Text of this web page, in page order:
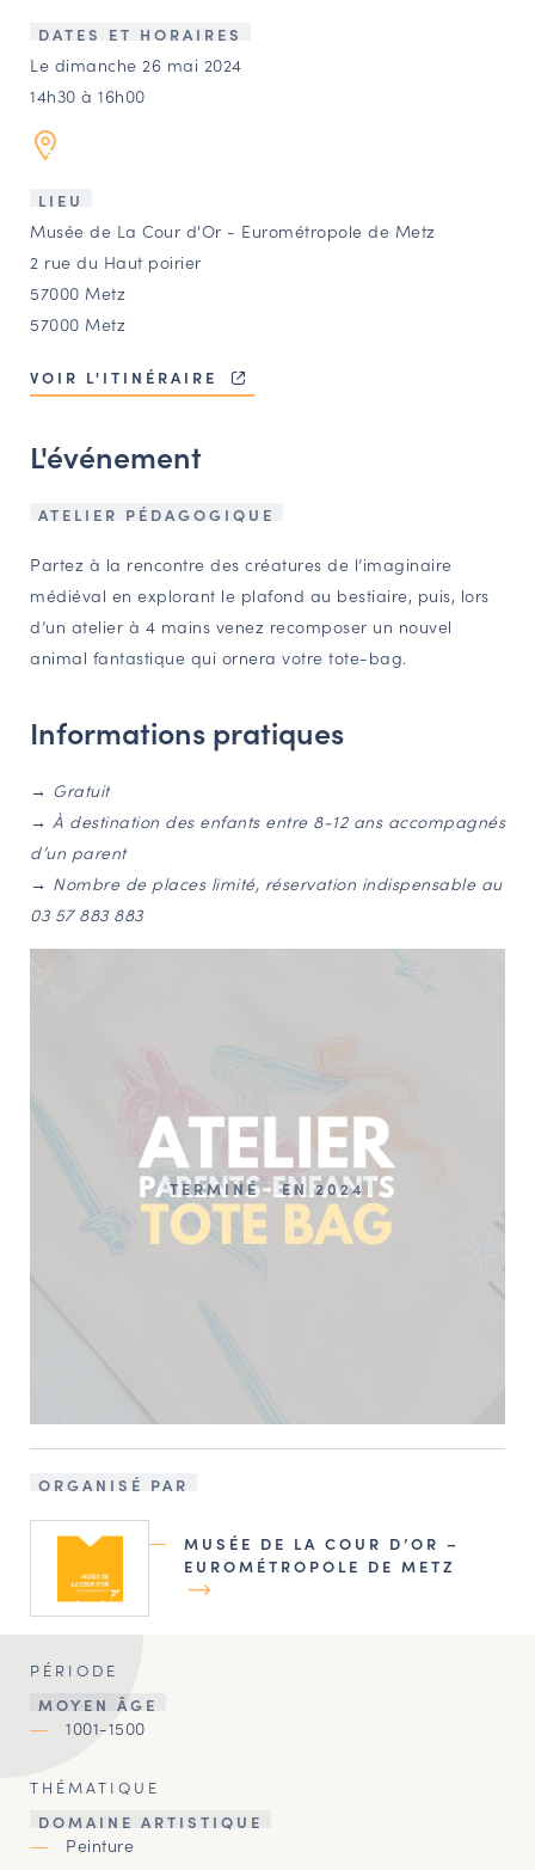
CONTACT
Agenda
Annuaire
Ressources
OFFRES D’EMPLOI ET DE STAGE
OUTILS EN LIGNE
Espace acteurs
NAVIGATION FILTRÉE « ACTEURS »
PORTAIL CULTURE
Service Inventaire et Patrimoines de la Région Grand Est
VOUS ÊTES…
Amateurs d’histoire et de patrimoine
Responsables de structures
Étudiants & chercheurs
DATES ET HORAIRES
Le dimanche 26 mai 2024
14h30 à 16h00
LIEU
Musée de La Cour d'Or - Eurométropole de Metz
2 rue du Haut poirier
57000 Metz
57000 Metz
VOIR L'ITINÉRAIRE
L'événement
ATELIER PÉDAGOGIQUE
Partez à la rencontre des créatures de l’imaginaire
médiéval en explorant le plafond au bestiaire, puis, lors
d’un atelier à 4 mains venez recomposer un nouvel
animal fantastique qui ornera votre tote-bag.
Informations pratiques
→ Gratuit
→ À destination des enfants entre 8-12 ans accompagnés
d’un parent
→ Nombre de places limité, réservation indispensable au
03 57 883 883
TERMINÉ EN 2024
ORGANISÉ PAR
MUSÉE DE LA COUR D’OR –
EUROMÉTROPOLE DE METZ
PÉRIODE
MOYEN ÂGE
1001-1500
THÉMATIQUE
DOMAINE ARTISTIQUE
Peinture